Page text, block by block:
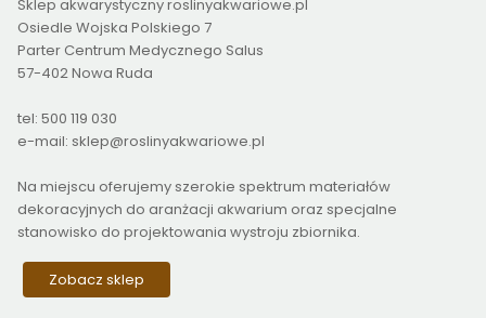
Sklep akwarystyczny roslinyakwariowe.pl
Osiedle Wojska Polskiego 7
Parter Centrum Medycznego Salus
57-402 Nowa Ruda
tel: 500 119 030
e-mail: sklep@roslinyakwariowe.pl
Na miejscu oferujemy szerokie spektrum materiałów
dekoracyjnych do aranżacji akwarium oraz specjalne
stanowisko do projektowania wystroju zbiornika.
Zobacz sklep